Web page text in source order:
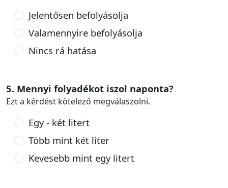
Jelentősen befolyásolja
Valamennyire befolyásolja
Nincs rá hatása
5. Mennyi folyadékot iszol naponta?
Ezt a kérdést kötelező megválaszolni.
Egy - két litert
Több mint két liter
Kevesebb mint egy litert